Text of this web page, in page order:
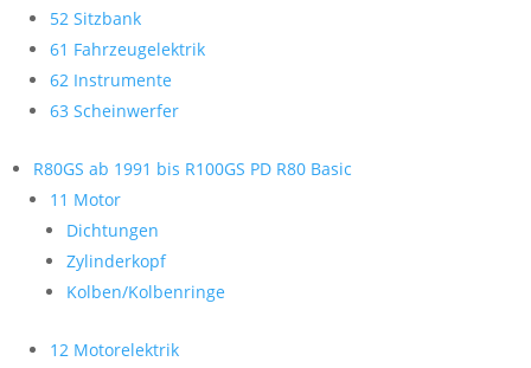
52 Sitzbank
61 Fahrzeugelektrik
62 Instrumente
63 Scheinwerfer
R80GS ab 1991 bis R100GS PD R80 Basic
11 Motor
Dichtungen
Zylinderkopf
Kolben/Kolbenringe
12 Motorelektrik